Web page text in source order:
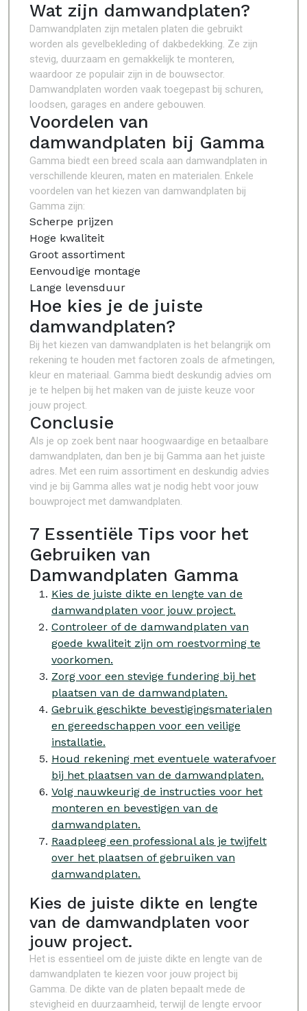
Wat zijn damwandplaten?
Damwandplaten zijn metalen platen die gebruikt
worden als gevelbekleding of dakbedekking. Ze zijn
stevig, duurzaam en gemakkelijk te monteren,
waardoor ze populair zijn in de bouwsector.
Damwandplaten worden vaak toegepast bij schuren,
loodsen, garages en andere gebouwen.
Voordelen van
damwandplaten bij Gamma
Gamma biedt een breed scala aan damwandplaten in
verschillende kleuren, maten en materialen. Enkele
voordelen van het kiezen van damwandplaten bij
Gamma zijn:
Scherpe prijzen
Hoge kwaliteit
Groot assortiment
Eenvoudige montage
Lange levensduur
Hoe kies je de juiste
damwandplaten?
Bij het kiezen van damwandplaten is het belangrijk om
rekening te houden met factoren zoals de afmetingen,
kleur en materiaal. Gamma biedt deskundig advies om
je te helpen bij het maken van de juiste keuze voor
jouw project.
Conclusie
Als je op zoek bent naar hoogwaardige en betaalbare
damwandplaten, dan ben je bij Gamma aan het juiste
adres. Met een ruim assortiment en deskundig advies
vind je bij Gamma alles wat je nodig hebt voor jouw
bouwproject met damwandplaten.
7 Essentiële Tips voor het
Gebruiken van
Damwandplaten Gamma
Kies de juiste dikte en lengte van de
damwandplaten voor jouw project.
Controleer of de damwandplaten van
goede kwaliteit zijn om roestvorming te
voorkomen.
Zorg voor een stevige fundering bij het
plaatsen van de damwandplaten.
Gebruik geschikte bevestigingsmaterialen
en gereedschappen voor een veilige
installatie.
Houd rekening met eventuele waterafvoer
bij het plaatsen van de damwandplaten.
Volg nauwkeurig de instructies voor het
monteren en bevestigen van de
damwandplaten.
Raadpleeg een professional als je twijfelt
over het plaatsen of gebruiken van
damwandplaten.
Kies de juiste dikte en lengte
van de damwandplaten voor
jouw project.
Het is essentieel om de juiste dikte en lengte van de
damwandplaten te kiezen voor jouw project bij
Gamma. De dikte van de platen bepaalt mede de
stevigheid en duurzaamheid, terwijl de lengte ervoor